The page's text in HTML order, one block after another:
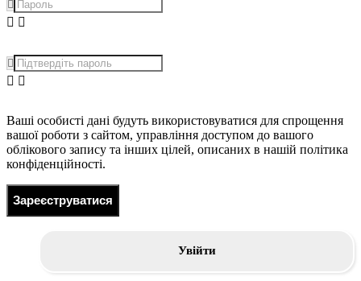
Ваші особисті дані будуть використовуватися для спрощення
вашої роботи з сайтом, управління доступом до вашого
облікового запису та інших цілей, описаних в нашій політика
конфіденційності.
Зареєструватися
Увійти